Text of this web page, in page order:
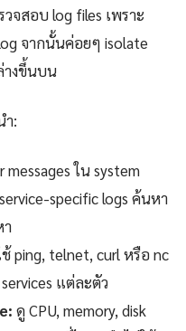
จสอบ log files เพราะ
จากนั้นค่อยๆ isolate
างขึ้นบน
:
messages ใน system
specific logs ค้นหา
ping, telnet, curl หรือ nc
แต่ละตัว
ดู CPU, memory, disk